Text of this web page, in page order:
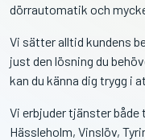
dörrautomatik och
Vi sätter alltid kundens
just den lösning du
kan du känna dig trygg i
Vi erbjuder tjänster
Hässleholm, Vinslöv,